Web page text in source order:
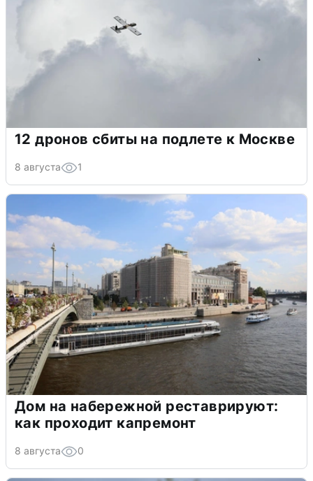
12 дронов сбиты на подлете к Москве
8 августа 1
Дом на набережной реставрируют:
как проходит капремонт
8 августа 0